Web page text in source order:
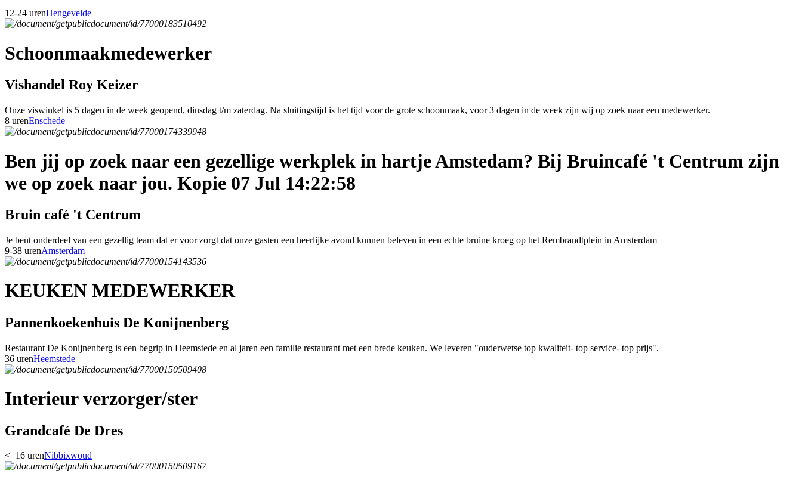
12-24 urenHengevelde
Schoonmaakmedewerker
Vishandel Roy Keizer
Onze viswinkel is 5 dagen in de week geopend, dinsdag t/m zaterdag. Na sluitingstijd is het tijd voor de grote schoonmaak, voor 3 dagen in de week zijn wij op zoek naar een medewerker.
8 urenEnschede
Ben jij op zoek naar een gezellige werkplek in hartje Amstedam? Bij Bruincafé 't Centrum zijn
we op zoek naar jou. Kopie 07 Jul 14:22:58
Bruin café 't Centrum
Je bent onderdeel van een gezellig team dat er voor zorgt dat onze gasten een heerlijke avond kunnen beleven in een echte bruine kroeg op het Rembrandtplein in Amsterdam
9-38 urenAmsterdam
KEUKEN MEDEWERKER
Pannenkoekenhuis De Konijnenberg
Restaurant De Konijnenberg is een begrip in Heemstede en al jaren een familie restaurant met een brede keuken. We leveren "ouderwetse top kwaliteit- top service- top prijs".
36 urenHeemstede
Interieur verzorger/ster
Grandcafé De Dres
<=16 urenNibbixwoud